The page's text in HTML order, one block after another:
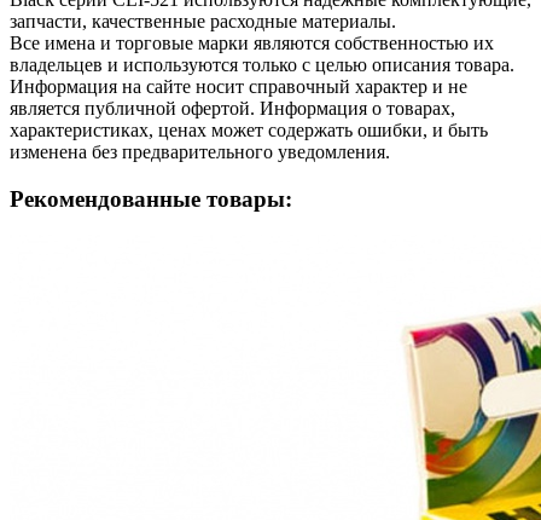
запчасти, качественные расходные материалы.
Все имена и торговые марки являются собственностью их
владельцев и используются только с целью описания товара.
Информация на сайте носит справочный характер и не
является публичной офертой. Информация о товарах,
характеристиках, ценах может содержать ошибки, и быть
изменена без предварительного уведомления.
Рекомендованные товары: